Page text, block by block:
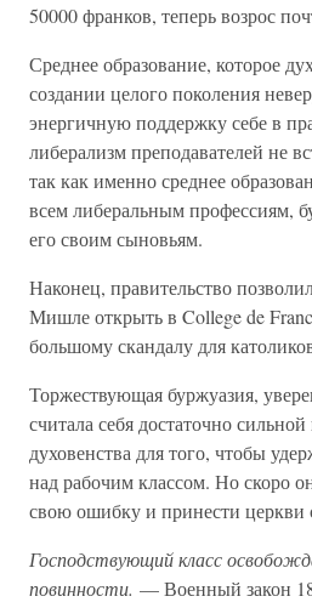
50000 франков, теперь возрос
Среднее образование, которое
создании целого поколения
энергичную поддержку себе в
либерализм преподавателей не
так как именно среднее
всем либеральным профессиям,
его своим сыновьям.
Наконец, правительство
Мишле открыть в College de
большому скандалу для
Торжествующая буржуазия,
считала себя достаточно
духовенства для того, чтобы
над рабочим классом. Но скоро
свою ошибку и принести
Господствующий класс
повинности. — Военный закон